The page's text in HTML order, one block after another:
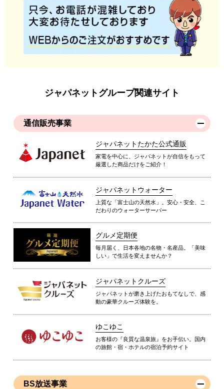
ジャパネットグループ関連サイト
通信販売事業
ジャパネットたかた公式通販
家電を中心に、ジャパネットが自信をもって
厳選した商品だけをご紹介！
ジャパネットウォーター
上質な「富士山の天然水」。安心・安全、こ
だわりのウォーターサーバー
グルメ定期便
毎月届く、日本各地の名物・名産品。「美味
しい」で生活を変えませんか？
ジャパネットクルーズ
ジャパネットが磨き上げたおもてなしで、感
動の豪華クルーズ体験を。
ゆこゆこ
お客様の『良質な温泉旅』をお手伝い。国内
の旅館・宿・ホテルの宿泊予約サイト
BS放送事業